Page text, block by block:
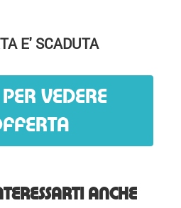
E' SCADUTA
VEDERE
ANCHE